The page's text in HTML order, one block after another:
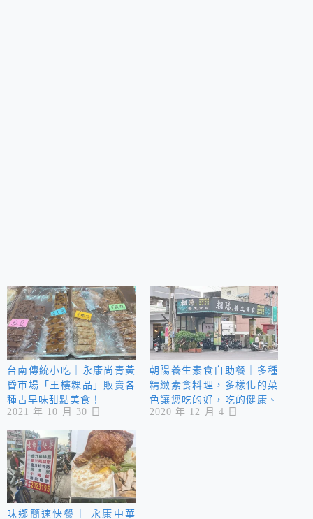
台南傳統小吃｜永康尚青黃
昏市場「王樓粿品」販賣各
種古早味甜點美食！
2021 年 10 月 30 日
朝陽養生素食自助餐｜多種
精緻素食料理，多樣化的菜
色讓您吃的好，吃的健康、
吃的舒適的素食餐廳！
2020 年 12 月 4 日
味鄉簡速快餐｜ 永康中華